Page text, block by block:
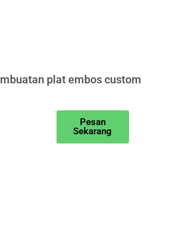
plat embos custom
Pesan
Sekarang